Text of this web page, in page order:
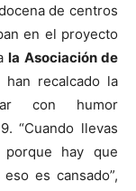
de centros
en el proyecto
la Asociación de
han recalcado la
con humor
“Cuando llevas
hay que
es cansado”,